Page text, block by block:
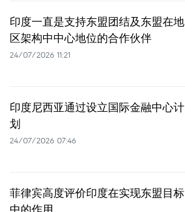
印度一直是支持东盟团结及东盟在地
区架构中中心地位的合作伙伴
24/07/2026 11:21
印度尼西亚通过设立国际金融中心计
划
24/07/2026 07:46
菲律宾高度评价印度在实现东盟目标
中的作用